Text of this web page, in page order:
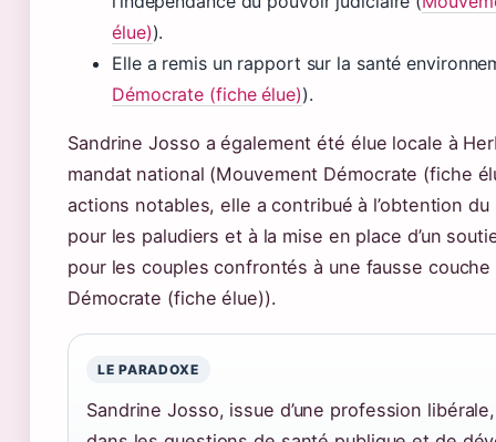
élue)).
Elle a remis un rapport sur la santé
Démocrate (fiche élue)).
Sandrine Josso a également été élue locale à
mandat national (Mouvement Démocrate (fiche
actions notables, elle a contribué à l’obtention du
pour les paludiers et à la mise en place d’un
pour les couples confrontés à une fausse
Démocrate (fiche élue)).
LE PARADOXE
Sandrine Josso, issue d’une profession